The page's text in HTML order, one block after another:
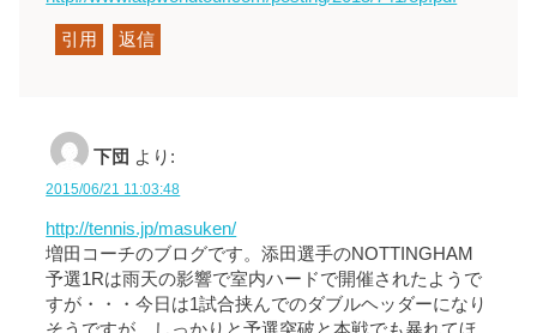
引用 返信
下団 より:
2015/06/21 11:03:48
http://tennis.jp/masuken/
増田コーチのブログです。添田選手のNOTTINGHAM
予選1Rは雨天の影響で室内ハードで開催されたようで
すが・・・今日は1試合挟んでのダブルヘッダーになり
そうですが、しっかりと予選突破と本戦でも暴れてほ